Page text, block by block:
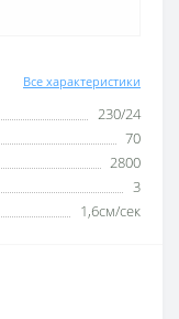
Все характеристики
230/24
70
2800
3
1,6см/сек